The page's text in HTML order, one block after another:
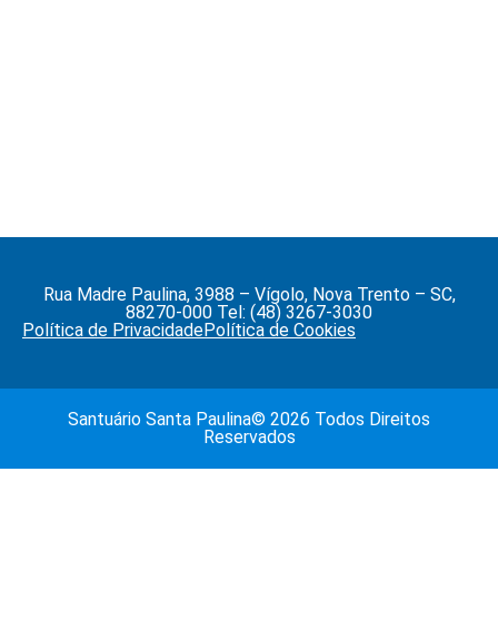
Rua Madre Paulina, 3988 – Vígolo, Nova Trento – SC,
88270-000 Tel: (48) 3267-3030
Política de PrivacidadePolítica de Cookies
Santuário Santa Paulina© 2026 Todos Direitos
Reservados